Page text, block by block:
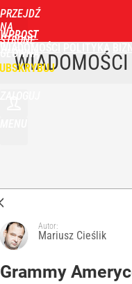
PRZEJDŹ
NA
STRONĘ
GŁÓWNĄ
WPROST
POLITYKA
WIADOMOŚCI
Autor:
Mariusz Cieślik
Grammy